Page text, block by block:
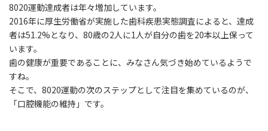
8020運動達成者は年々増加しています。
2016年に厚生労働省が実施した歯科疾患実態調査によると、達成
者は51.2%となり、80歳の2人に1人が自分の歯を20本以上保って
います。
歯の健康が重要であることに、みなさん気づき始めているようで
すね。
そこで、8020運動の次のステップとして注目を集めているのが、
「口腔機能の維持」です。